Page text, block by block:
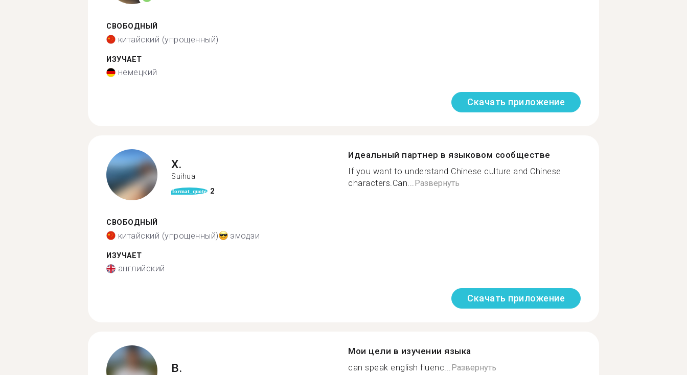
СВОБОДНЫЙ
китайский (упрощенный)
ИЗУЧАЕТ
немецкий
Скачать приложение
X.
Suihua
format_quote 2
СВОБОДНЫЙ
китайский (упрощенный) эмодзи
ИЗУЧАЕТ
английский
Идеальный партнер в языковом сообществе
If you want to understand Chinese culture and Chinese
characters.Can...Развернуть
Скачать приложение
B.
Мои цели в изучении языка
can speak english fluenc...Развернуть